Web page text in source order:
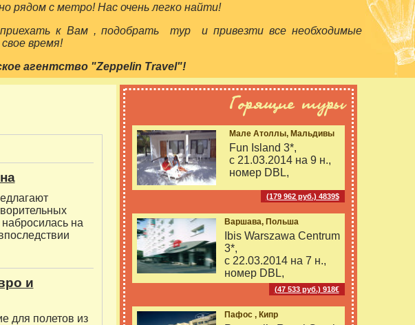
рядом с метро! Нас очень легко найти!
к Вам , подобрать тур и привезти все необходимые
время!
агентство "Zeppelin Travel"!
на
и
для полетов из
Мале Атоллы, Мальдивы
Fun Island 3*,
с 21.03.2014 на 9 н.,
номер DBL,
(179 962 руб.) 4839$
Варшава, Польша
Ibis Warszawa Centrum
3*,
с 22.03.2014 на 7 н.,
номер DBL,
(47 533 руб.) 918€
Пафос , Кипр